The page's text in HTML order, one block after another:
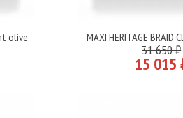
olive MAXI HERITAGE BRAID
31 650 ₽
15 015